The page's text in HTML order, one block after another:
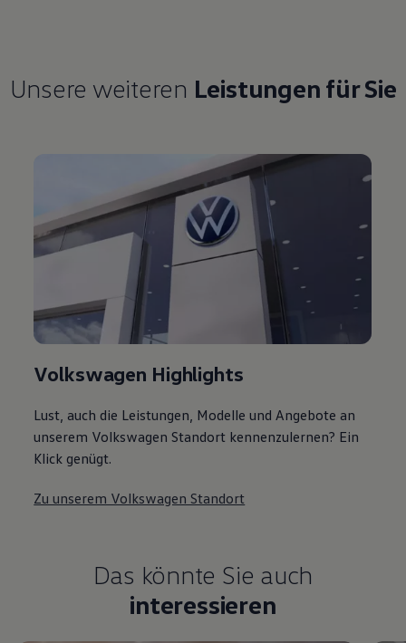
Unsere weiteren Leistungen für Sie
Volkswagen Highlights
Lust, auch die Leistungen, Modelle und Angebote an
unserem Volkswagen Standort kennenzulernen? Ein
Klick genügt.
Zu unserem Volkswagen Standort
Das könnte Sie auch
interessieren